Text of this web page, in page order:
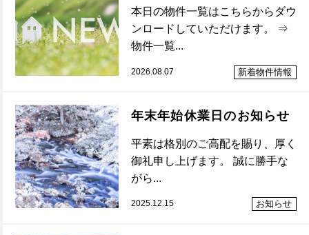
本日の物件一覧はこちらからダウ
ンロードしていただけます。 ⇒
物件一覧...
2026.08.07 新着物件情報
年末年始休業日のお知らせ
平素は格別のご高配を賜り、厚く
御礼申し上げます。 誠に勝手な
がら...
2025.12.15 お知らせ